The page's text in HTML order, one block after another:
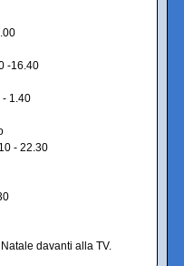
-16.40
- 1.40
- 22.30
davanti alla TV.